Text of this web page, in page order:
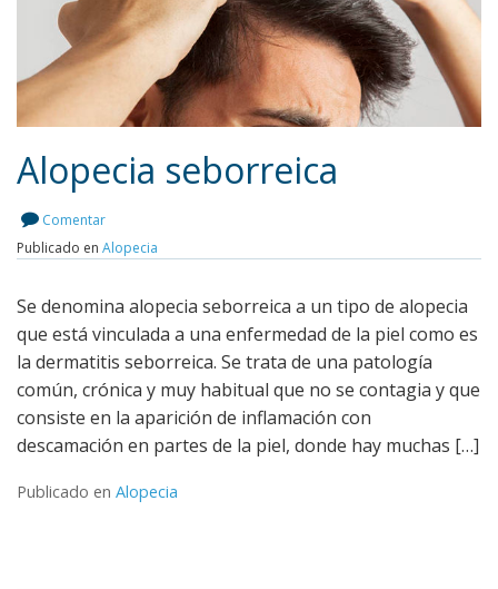
Leer más
Alopecia seborreica
Comentar
Publicado en Alopecia
Se denomina alopecia seborreica a un tipo de alopecia
que está vinculada a una enfermedad de la piel como es
la dermatitis seborreica. Se trata de una patología
común, crónica y muy habitual que no se contagia y que
consiste en la aparición de inflamación con
descamación en partes de la piel, donde hay muchas […]
Publicado en Alopecia